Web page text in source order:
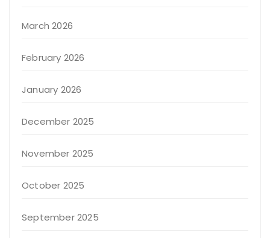
March 2026
February 2026
January 2026
December 2025
November 2025
October 2025
September 2025